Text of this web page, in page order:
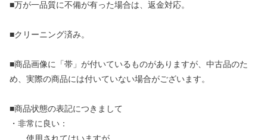
■万が一品質に不備が有った場合は、返金対応。
■クリーニング済み。
■商品画像に「帯」が付いているものがありますが、中古品のた
め、実際の商品には付いていない場合がございます。
■商品状態の表記につきまして
・非常に良い：